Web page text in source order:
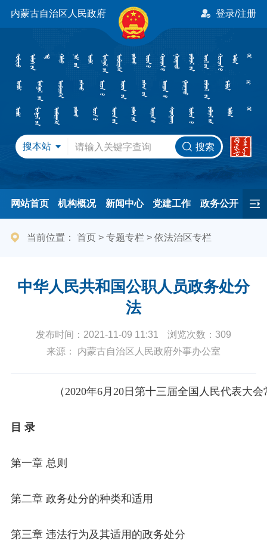
内蒙古自治区人民政府 登录/注册
搜本站 搜索
网站首页 机构概况 新闻中心 党建工作 政务公开
办事服务 民间友好 港澳事务 互动交流 专题专栏
当前位置： 首页> 专题专栏 > 依法治区专栏
中华人民共和国公职人员政务处分
法
发布时间：2021-11-09 11:31
浏览次数：309
来源： 内蒙古自治区人民政府外事办公室
（2020年6月20日第十三届全国人民代表大
目 录
第一章 总则
第二章 政务处分的种类和适用
第三章 违法行为及其适用的政务处分